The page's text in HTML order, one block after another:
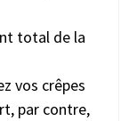
total de la
vos crêpes
par contre,